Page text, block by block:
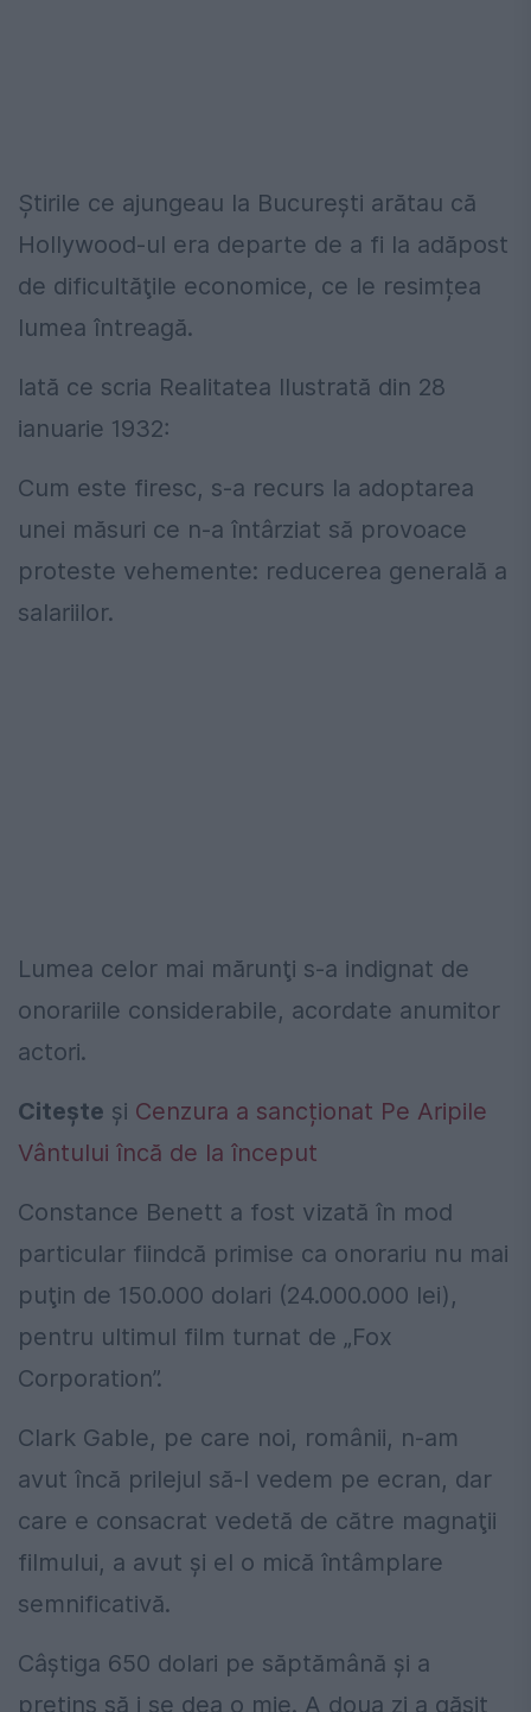
Ştirile ce ajungeau la București arătau că
Hollywood-ul era departe de a fi la adăpost
de dificultăţile economice, ce le resimțea
lumea întreagă.
Iată ce scria Realitatea Ilustrată din 28
ianuarie 1932:
Cum este firesc, s-a recurs la adoptarea
unei măsuri ce n-a întârziat să provoace
proteste vehemente: reducerea generală a
salariilor.
Lumea celor mai mărunţi s-a indignat de
onorariile considerabile, acordate anumitor
actori.
Citește și Cenzura a sancționat Pe Aripile
Vântului încă de la început
Constance Benett a fost vizată în mod
particular fiindcă primise ca onorariu nu mai
puţin de 150.000 dolari (24.000.000 lei),
pentru ultimul film turnat de „Fox
Corporation”.
Clark Gable, pe care noi, românii, n-am
avut încă prilejul să-l vedem pe ecran, dar
care e consacrat vedetă de către magnaţii
filmului, a avut şi el o mică întâmplare
semnificativă.
Câştiga 650 dolari pe săptămână şi a
pretins să i se dea o mie. A doua zi a găsit